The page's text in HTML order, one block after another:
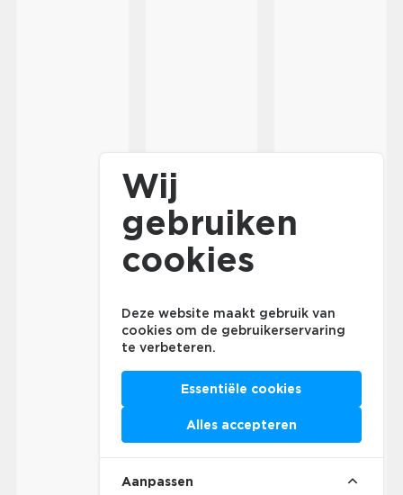
Wij
gebruiken
cookies
Deze website maakt gebruik van
cookies om de gebruikerservaring
te verbeteren.
Essentiële cookies
Alles accepteren
Aanpassen